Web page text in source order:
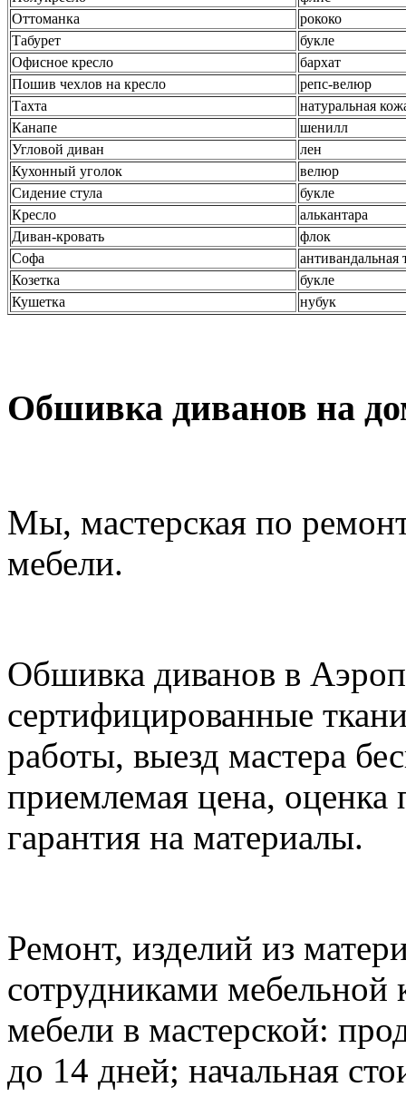
Оттоманка
рококо
Табурет
букле
Офисное кресло
бархат
Пошив чехлов на кресло
репс-велюр
Тахта
натуральная
Канапе
шенилл
Угловой диван
лен
Кухонный уголок
велюр
Сидение стула
букле
Кресло
алькантара
Диван-кровать
флок
Софа
антивандальная
Козетка
букле
Кушетка
нубук
Обшивка диванов на
Мы, мастерская по
мебели.
Обшивка диванов в
сертифицированные
работы, выезд мастера
приемлемая цена, оценка
гарантия на материалы.
Ремонт, изделий из
сотрудниками
мебели в мастерской:
до 14 дней; начальная